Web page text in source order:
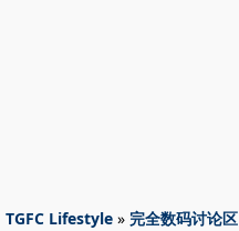
TGFC Lifestyle » 完全数码讨论区